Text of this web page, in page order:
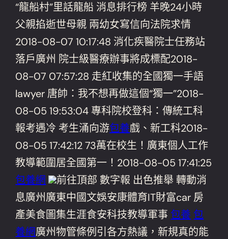
“龍船村”里話龍船 消息排行榜 羊晚24小時
父親掐逝世母親 兩幼女寫信向法院求情
2018-08-07 10:17:48 消化疾醫院士任務站
落戶廣州 院士級醫療辦事將成標配2018-
08-07 07:57:28 走紅收集的全國獨一手語
lawyer 唐帥：我不想再做這個“獨一”2018-
08-05 19:53:04 專科院校登科：傳統工科
報考遇冷 考生涌向游包養戲、新工科2018-
08-05 17:42:12 73萬在校生！廣東個人工作
教導範圍居全國第一！2018-08-05 17:41:25
包養網
前往頂部 數字報 出色推舉 轉動消
息廣州廣東中國文娛安康體育IT財富car 房
產美食圖集生涯食安科技教導軍事 包養 包
養網廣州物管條例引各方熱議，新規真的能